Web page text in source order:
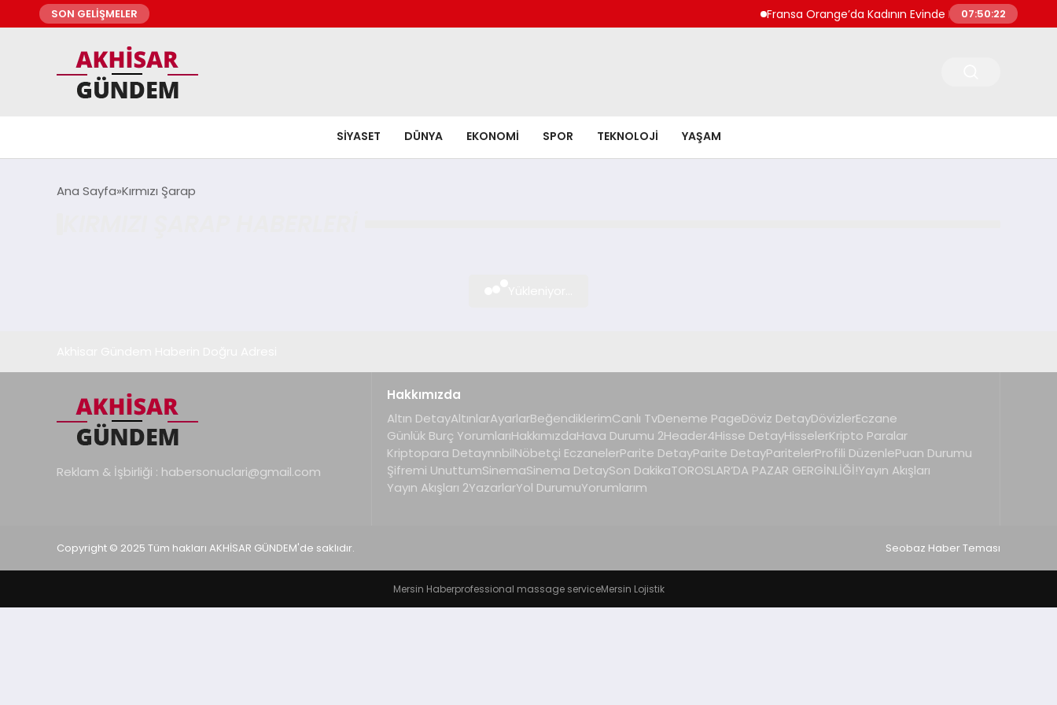
SON GELİŞMELER Fransa Orange’da Kadının Evinde Beş Bebek Cesedi
07:50:22
SIYASET DÜNYA EKONOMI SPOR TEKNOLOJI YAŞAM
Ana Sayfa Kırmızı Şarap
Reklam & İşbirliği : habersonuclari@gmail.com
Hakkımızda
Altın DetayAltınlarAyarlarBeğendiklerimCanlı TvDeneme PageDöviz DetayDövizlerEczane
Günlük Burç YorumlarıHakkımızdaHava Durumu 2Header4Hisse DetayHisselerKripto Paralar
Kriptopara DetaynnbilNöbetçi EczanelerParite DetayParite DetayParitelerProfili DüzenlePuan Durumu
Şifremi UnuttumSinemaSinema DetaySon DakikaTOROSLAR’DA PAZAR GERGİNLİĞİ!Yayın Akışları
Yayın Akışları 2YazarlarYol DurumuYorumlarım
Copyright © 2025 Tüm hakları AKHİSAR GÜNDEM'de saklıdır. Seobaz Haber Teması
Mersin Haberprofessional massage serviceMersin Lojistik